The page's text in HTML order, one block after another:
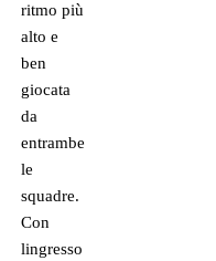
ritmo più
alto e
ben
giocata
da
entrambe
le
squadre.
Con
lingresso